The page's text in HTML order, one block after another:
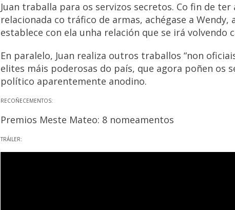
Juan traballa para os servizos secretos. Co fin de
relacionada co tráfico de armas, achégase a
establece con ela unha relación que se irá volvendo
En paralelo, Juan realiza outros traballos “non
elites máis poderosas do país, que agora poñen os
político aparentemente anodino.
RECOÑECEMENTOS:
Premios Meste Mateo: 8 nomeamentos
TRÁILER: